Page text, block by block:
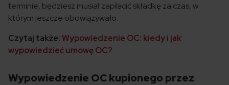
terminie, będziesz musiał zapłacić składkę za czas, w
którym jeszcze obowiązywało.
Czytaj także:Wypowiedzenie OC: kiedy i jak
wypowiedzieć umowę OC?
Wypowiedzenie OC kupionego przez